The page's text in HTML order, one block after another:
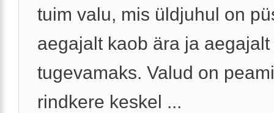
tuim valu, mis üldjuhul on
aegajalt kaob ära ja
tugevamaks. Valud on
rindkere keskel ...